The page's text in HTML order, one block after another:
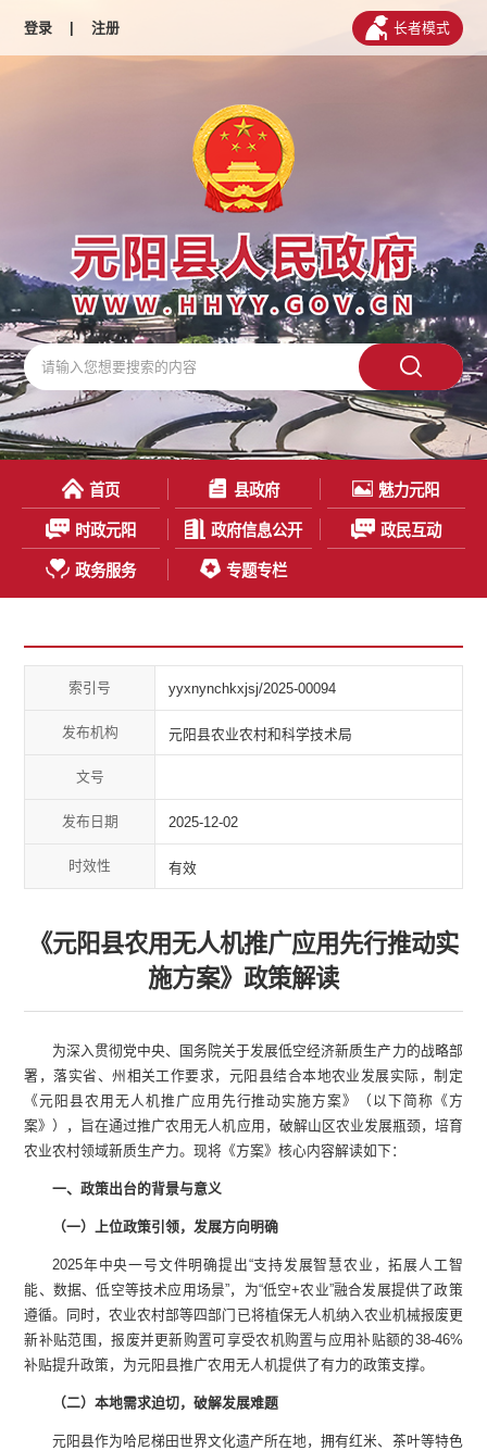
登录 | 注册 长者模式
首页 县政府 魅力元阳
时政元阳 政府信息公开 政民互动
政务服务 专题专栏
索引号 yyxnynchkxjsj/2025-00094
发布机构 元阳县农业农村和科学技术局
文号
发布日期 2025-12-02
时效性 有效
《元阳县农用无人机推广应用先行推动实
施方案》政策解读
为深入贯彻党中央、国务院关于发展低空经济新质生产力的战略部
署，落实省、州相关工作要求，元阳县结合本地农业发展实际，制定
《元阳县农用无人机推广应用先行推动实施方案》（以下简称《方
案》），旨在通过推广农用无人机应用，破解山区农业发展瓶颈，培育
农业农村领域新质生产力。现将《方案》核心内容解读如下：
一、政策出台的背景与意义
（一）上位政策引领，发展方向明确
2025年中央一号文件明确提出“支持发展智慧农业，拓展人工智
能、数据、低空等技术应用场景”，为“低空+农业”融合发展提供了政策
遵循。同时，农业农村部等四部门已将植保无人机纳入农业机械报废更
新补贴范围，报废并更新购置可享受农机购置与应用补贴额的38-46%
补贴提升政策，为元阳县推广农用无人机提供了有力的政策支撑。
（二）本地需求迫切，破解发展难题
元阳县作为哈尼梯田世界文化遗产所在地，拥有红米、茶叶等特色